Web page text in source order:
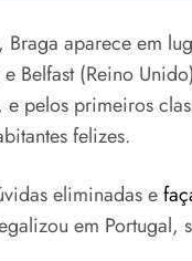
aparece em
Belfast (Reino
e pelos primeiros
felizes.
eliminadas e
em Portugal,